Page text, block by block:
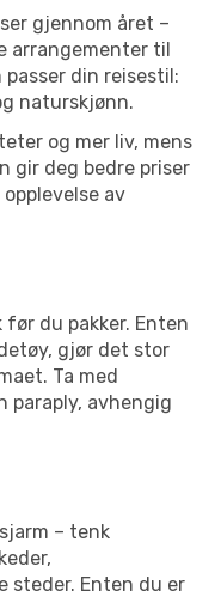
gjennom året –
arrangementer til
passer din reisestil:
naturskjønn.
og mer liv, mens
gir deg bedre priser
av
du pakker. Enten
gjør det stor
Ta med
paraply, avhengig
– tenk
steder. Enten du er